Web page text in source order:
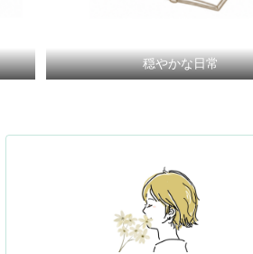
穏やかな日常